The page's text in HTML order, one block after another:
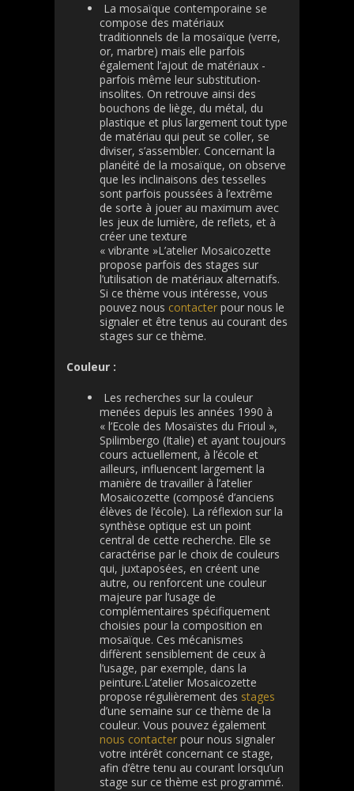
La mosaïque contemporaine se
compose des matériaux
traditionnels de la mosaïque (verre,
or, marbre) mais elle parfois
également l’ajout de matériaux -
parfois même leur substitution-
insolites. On retrouve ainsi des
bouchons de liège, du métal, du
plastique et plus largement tout type
de matériau qui peut se coller, se
diviser, s’assembler. Concernant la
planéité de la mosaïque, on observe
que les inclinaisons des tesselles
sont parfois poussées à l’extrême
de sorte à jouer au maximum avec
les jeux de lumière, de reflets, et à
créer une texture
« vibrante »L’atelier Mosaicozette
propose parfois des stages sur
l’utilisation de matériaux alternatifs.
Si ce thème vous intéresse, vous
pouvez nous contacter pour nous le
signaler et être tenus au courant des
stages sur ce thème.
Couleur :
Les recherches sur la couleur
menées depuis les années 1990 à
« l’Ecole des Mosaïstes du Frioul »,
Spilimbergo (Italie) et ayant toujours
cours actuellement, à l’école et
ailleurs, influencent largement la
manière de travailler à l’atelier
Mosaicozette (composé d’anciens
élèves de l’école). La réflexion sur la
synthèse optique est un point
central de cette recherche. Elle se
caractérise par le choix de couleurs
qui, juxtaposées, en créent une
autre, ou renforcent une couleur
majeure par l’usage de
complémentaires spécifiquement
choisies pour la composition en
mosaïque. Ces mécanismes
diffèrent sensiblement de ceux à
l’usage, par exemple, dans la
peinture.L’atelier Mosaicozette
propose régulièrement des stages
d’une semaine sur ce thème de la
couleur. Vous pouvez également
nous contacter pour nous signaler
votre intérêt concernant ce stage,
afin d’être tenu au courant lorsqu’un
stage sur ce thème est programmé.